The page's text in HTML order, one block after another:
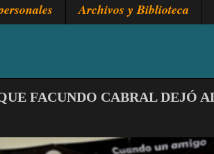
Archivos y Biblioteca
FACUNDO CABRAL DEJÓ